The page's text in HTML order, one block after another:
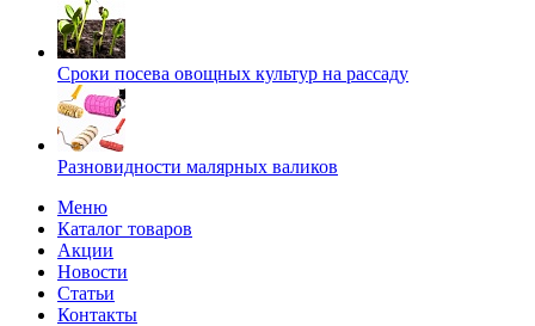
Сроки посева овощных культур на рассаду
Разновидности малярных валиков
Меню
Каталог товаров
Акции
Новости
Статьи
Контакты